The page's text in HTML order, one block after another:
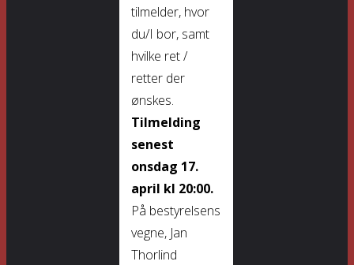
tilmelder, hvor
du/I bor, samt
hvilke ret /
retter der
ønskes.
Tilmelding
senest
onsdag 17.
april kl 20:00.
På bestyrelsens
vegne, Jan
Thorlind